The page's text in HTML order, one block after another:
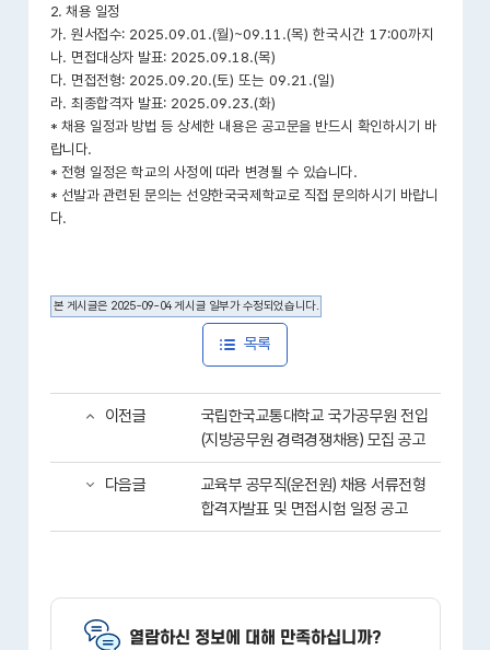
2. 채용 일정
가.원서접수: 2025.09.01.(월)~09.11.(목) 한국시간 17:00까지
나. 면접대상자 발표: 2025.09.18.(목)
다. 면접전형: 2025.09.20.(토) 또는 09.21.(일)
라.최종합격자 발표: 2025.09.23.(화)
* 채용 일정과 방법 등 상세한 내용은 공고문을 반드시 확인하시기 바
랍니다.
* 전형 일정은 학교의 사정에 따라 변경될 수 있습니다.
* 선발과 관련된 문의는 선양한국국제학교로 직접 문의하시기 바랍니
다.
본 게시글은 2025-09-04 게시글 일부가 수정되었습니다.
목록
이전글
국립한국교통대학교 국가공무원 전입
(지방공무원 경력경쟁채용) 모집 공고
다음글
교육부 공무직(운전원) 채용 서류전형
합격자발표 및 면접시험 일정 공고
열람하신 정보에 대해 만족하십니까?